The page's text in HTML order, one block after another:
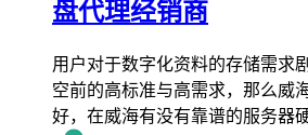
盘代理经销商
用户对于数字化资料的存储需求
空前的高标准与高需求，那么威
好，在威海有没有靠谱的服务器